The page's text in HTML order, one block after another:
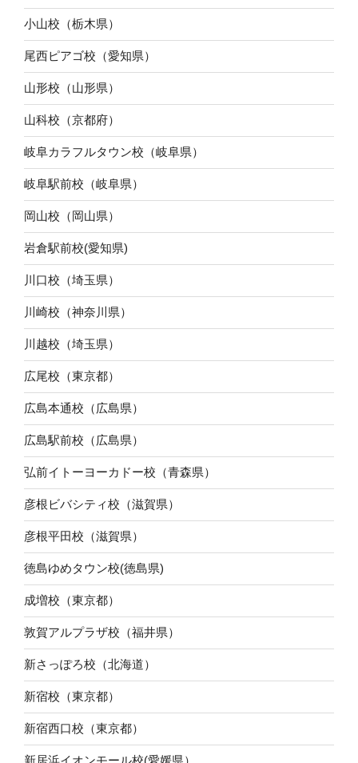
小山校（栃木県）
尾西ピアゴ校（愛知県）
山形校（山形県）
山科校（京都府）
岐阜カラフルタウン校（岐阜県）
岐阜駅前校（岐阜県）
岡山校（岡山県）
岩倉駅前校(愛知県)
川口校（埼玉県）
川崎校（神奈川県）
川越校（埼玉県）
広尾校（東京都）
広島本通校（広島県）
広島駅前校（広島県）
弘前イトーヨーカドー校（青森県）
彦根ビバシティ校（滋賀県）
彦根平田校（滋賀県）
徳島ゆめタウン校(徳島県)
成増校（東京都）
敦賀アルプラザ校（福井県）
新さっぽろ校（北海道）
新宿校（東京都）
新宿西口校（東京都）